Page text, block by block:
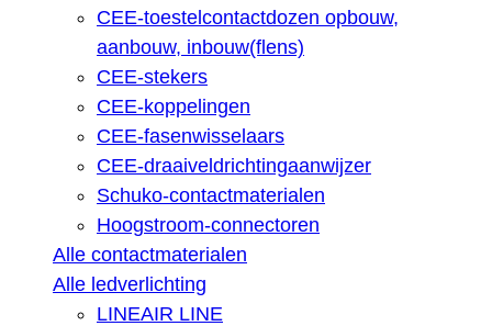
CEE-toestelcontactdozen opbouw,
aanbouw, inbouw(flens)
CEE-stekers
CEE-koppelingen
CEE-fasenwisselaars
CEE-draaiveldrichtingaanwijzer
Schuko-contactmaterialen
Hoogstroom-connectoren
Alle contactmaterialen
Alle ledverlichting
LINEAIR LINE